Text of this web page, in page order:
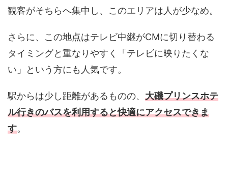
観客がそちらへ集中し、このエリアは人が少なめ。
さらに、この地点はテレビ中継がCMに切り替わる
タイミングと重なりやすく「テレビに映りたくな
い」という方にも人気です。
駅からは少し距離があるものの、 大磯プリンスホテ
ル行きのバスを利用すると快適にアクセスできま
す。